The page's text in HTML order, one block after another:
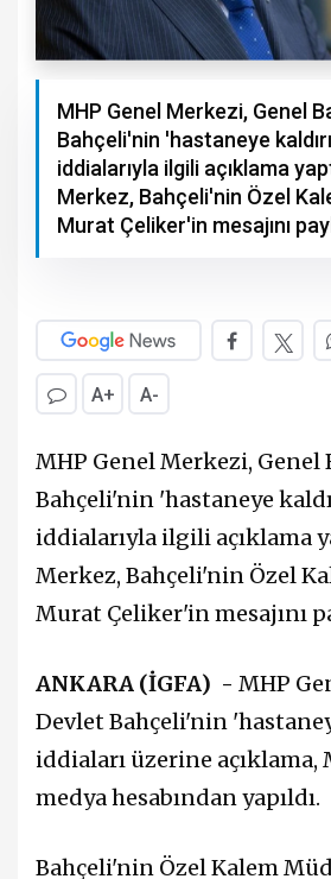
MHP Genel Merkezi, Genel
Bahçeli'nin 'hastaneye
iddialarıyla ilgili açıklama
Merkez, Bahçeli'nin Özel
Murat Çeliker'in mesajını
A+ A-
MHP Genel Merkezi, Genel
Bahçeli'nin 'hastaneye
iddialarıyla ilgili açıklama
Merkez, Bahçeli'nin Özel
Murat Çeliker'in mesajını
ANKARA (İGFA) - MHP
Devlet Bahçeli'nin
iddiaları üzerine açıklama,
medya hesabından yapıldı.
Bahçeli'nin Özel Kalem